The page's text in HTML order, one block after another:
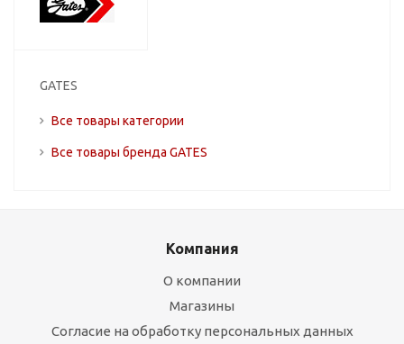
GATES
Все товары категории
Все товары бренда GATES
Компания
О компании
Магазины
Согласие на обработку персональных данных